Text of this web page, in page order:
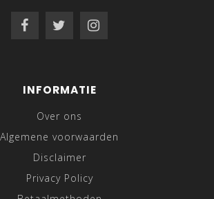
INFORMATIE
Over ons
Algemene voorwaarden
Disclaimer
Privacy Policy